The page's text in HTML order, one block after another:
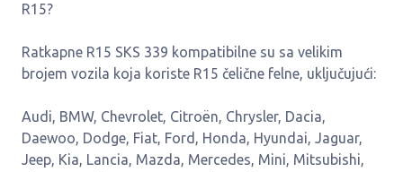
R15?
Ratkapne R15 SKS 339 kompatibilne su sa velikim
brojem vozila koja koriste R15 čelične felne, uključujući:
Audi, BMW, Chevrolet, Citroën, Chrysler, Dacia,
Daewoo, Dodge, Fiat, Ford, Honda, Hyundai, Jaguar,
Jeep, Kia, Lancia, Mazda, Mercedes, Mini, Mitsubishi,